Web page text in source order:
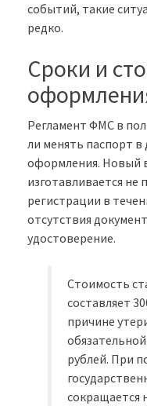
событий, такие
редко.
Сроки и
Регламент ФМС в
ли менять паспорт в
оформления. Новый
изготавливается не
регистрации в
отсутствия
удостоверение.
Стоимость
составляет
причине
рублей. При
сокращается